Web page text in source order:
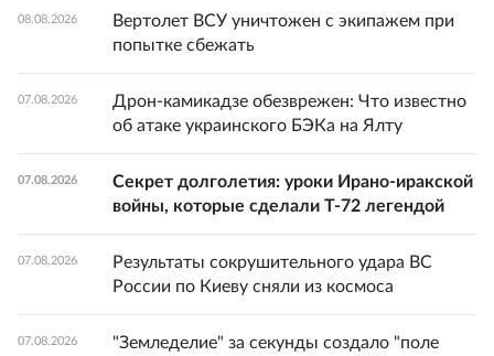
08.08.2026
Вертолет ВСУ уничтожен с экипажем при
попытке сбежать
07.08.2026
Дрон-камикадзе обезврежен: Что известно
об атаке украинского БЭКа на Ялту
07.08.2026
Секрет долголетия: уроки Ирано-иракской
войны, которые сделали Т-72 легендой
07.08.2026
Результаты сокрушительного удара ВС
России по Киеву сняли из космоса
07.08.2026
"Земледелие" за секунды создало "поле